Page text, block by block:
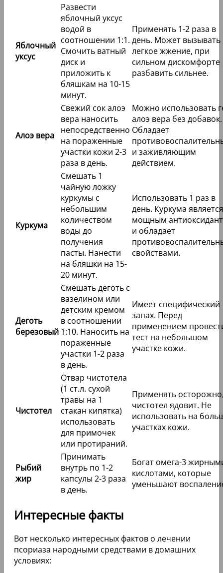
Яблочный
уксус
Развести
яблочный уксус
водой в
соотношении 1:1.
Смочить ватный
диск и
приложить к
бляшкам на 10-15
минут.
Применять 1-2 раза в
день. Может вызывать
легкое жжение, при
сильном дискомфорте
разбавить сильнее.
Алоэ вера
Свежий сок алоэ
вера наносить
непосредственно
на пораженные
участки кожи 2-3
раза в день.
Можно использовать
алоэ вера без добавок.
Обладает
и заживляющим
действием.
Куркума
Смешать 1
чайную ложку
куркумы с
небольшим
количеством
воды до
получения
пасты. Нанести
на бляшки на 15-
20 минут.
Использовать 1 раз в
день. Куркума является
мощным
и обладает
свойствами.
Деготь
березовый
Смешать деготь с
вазелином или
детским кремом
в соотношении
1:10. Наносить на
пораженные
участки 1-2 раза
в день.
Имеет специфический
запах. Перед
применением
тест на небольшом
участке кожи.
Чистотел
Отвар чистотела
(1 ст.л. сухой
травы на 1
стакан кипятка)
использовать
для примочек
или протираний.
Применять
чистотел ядовит. Не
использовать на
участках кожи.
Рыбий
жир
Принимать
внутрь по 1-2
капсулы 2-3 раза
в день.
Богат омега-3
кислотами, которые
уменьшают
Интересные факты
Вот несколько интересных фактов о лечении
псориаза народными средствами в домашних
условиях: